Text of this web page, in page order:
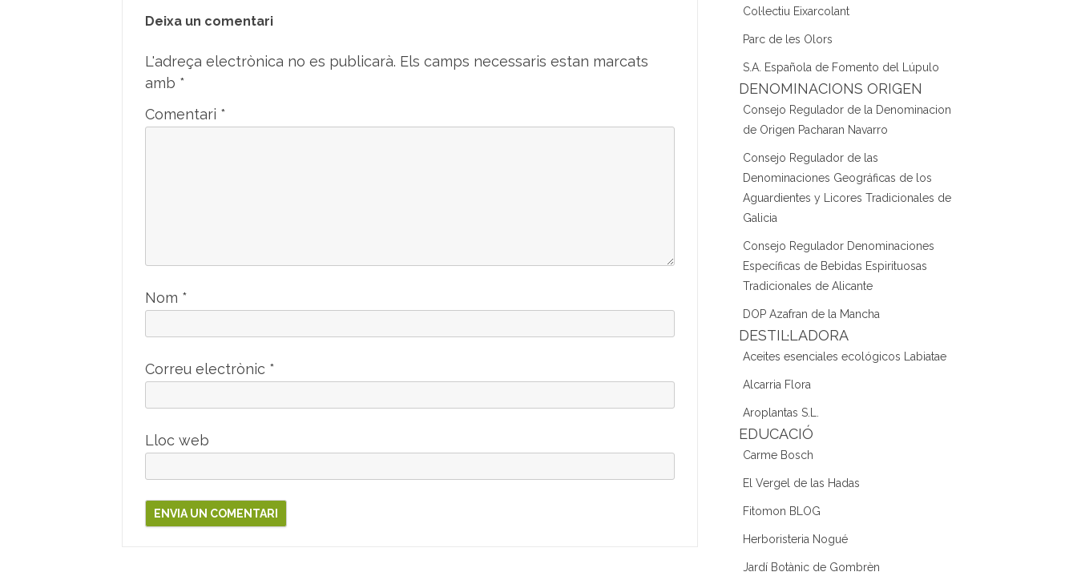
Deixa un comentari
L'adreça electrònica no es publicarà. Els camps necessaris estan marcats
amb *
Comentari *
Nom *
Correu electrònic *
Lloc web
Col·lectiu Eixarcolant
Parc de les Olors
S.A. Española de Fomento del Lúpulo
DENOMINACIONS ORIGEN
Consejo Regulador de la Denominacion
de Origen Pacharan Navarro
Consejo Regulador de las
Denominaciones Geográficas de los
Aguardientes y Licores Tradicionales de
Galicia
Consejo Regulador Denominaciones
Específicas de Bebidas Espirituosas
Tradicionales de Alicante
DOP Azafran de la Mancha
DESTIL·LADORA
Aceites esenciales ecológicos Labiatae
Alcarria Flora
Aroplantas S.L.
EDUCACIÓ
Carme Bosch
El Vergel de las Hadas
Fitomon BLOG
Herboristeria Nogué
Jardí Botànic de Gombrèn